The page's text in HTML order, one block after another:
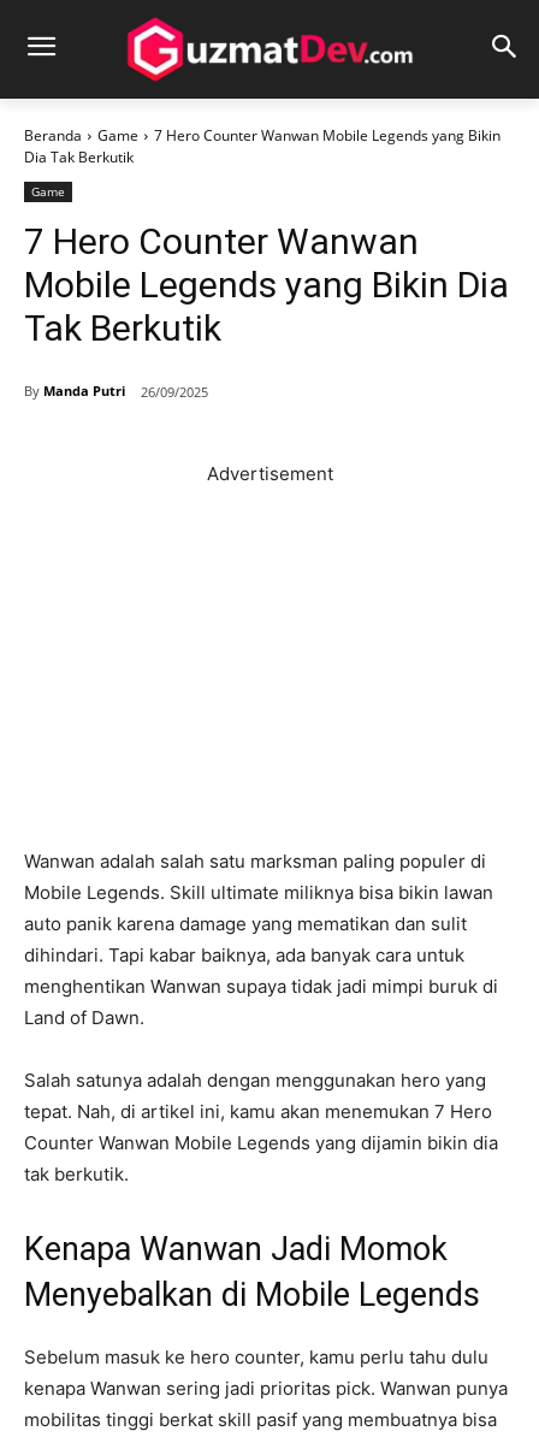
Beranda Game
7 Hero Counter Wanwan Mobile Legends yang Bikin
Dia Tak Berkutik
Game
7 Hero Counter Wanwan
Mobile Legends yang Bikin Dia
Tak Berkutik
By Manda Putri 26/09/2025
Advertisement
Wanwan adalah salah satu marksman paling populer di
Mobile Legends. Skill ultimate miliknya bisa bikin lawan
auto panik karena damage yang mematikan dan sulit
dihindari. Tapi kabar baiknya, ada banyak cara untuk
menghentikan Wanwan supaya tidak jadi mimpi buruk di
Land of Dawn.
Salah satunya adalah dengan menggunakan hero yang
tepat. Nah, di artikel ini, kamu akan menemukan 7 Hero
Counter Wanwan Mobile Legends yang dijamin bikin dia
tak berkutik.
Kenapa Wanwan Jadi Momok
Menyebalkan di Mobile Legends
Sebelum masuk ke hero counter, kamu perlu tahu dulu
kenapa Wanwan sering jadi prioritas pick. Wanwan punya
mobilitas tinggi berkat skill pasif yang membuatnya bisa